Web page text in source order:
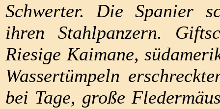
Schwerter. Die Spanier
ihren Stahlpanzern.
Riesige Kaimane,
Wassertümpeln
bei Tage, große